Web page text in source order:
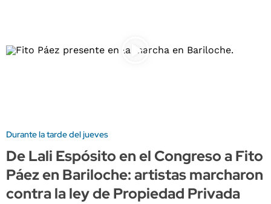
Durante la tarde del jueves
De Lali Espósito en el Congreso a Fito
Páez en Bariloche: artistas marcharon
contra la ley de Propiedad Privada